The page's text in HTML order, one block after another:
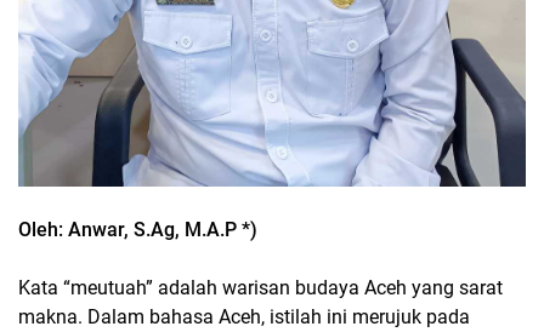
Oleh: Anwar, S.Ag, M.A.P *)
Kata “meutuah” adalah warisan budaya Aceh yang sarat
makna. Dalam bahasa Aceh, istilah ini merujuk pada